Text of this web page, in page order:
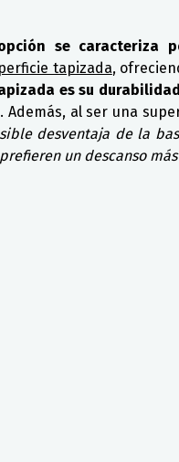
se caracteriza
tapizada,
es su durabilidad
Además, al ser una
desventaja de la
un descanso